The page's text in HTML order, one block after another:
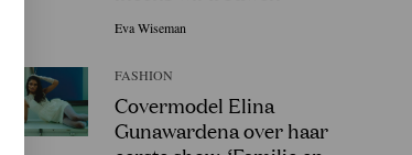
Eva Wiseman
FASHION
Covermodel Elina
Gunawardena over haar